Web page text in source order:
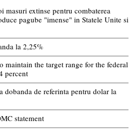
masuri extinse pentru combaterea
pagube "imense" in Statele Unite si
la 2,25%
maintain the target range for the federal
percent
dobanda de referinta pentru dolar la
statement